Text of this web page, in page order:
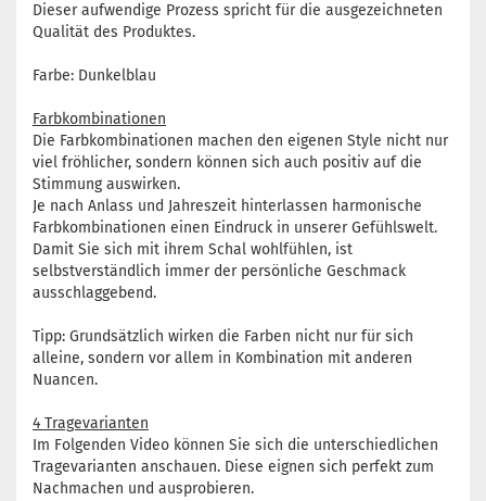
Dieser aufwendige Prozess spricht für die ausgezeichneten
Qualität des Produktes.
Farbe: Dunkelblau
Farbkombinationen
Die Farbkombinationen machen den eigenen Style nicht nur
viel fröhlicher, sondern können sich auch positiv auf die
Stimmung auswirken.
Je nach Anlass und Jahreszeit hinterlassen harmonische
Farbkombinationen einen Eindruck in unserer Gefühlswelt.
Damit Sie sich mit ihrem Schal wohlfühlen, ist
selbstverständlich immer der persönliche Geschmack
ausschlaggebend.
Tipp: Grundsätzlich wirken die Farben nicht nur für sich
alleine, sondern vor allem in Kombination mit anderen
Nuancen.
4 Tragevarianten
Im Folgenden Video können Sie sich die unterschiedlichen
Tragevarianten anschauen. Diese eignen sich perfekt zum
Nachmachen und ausprobieren.